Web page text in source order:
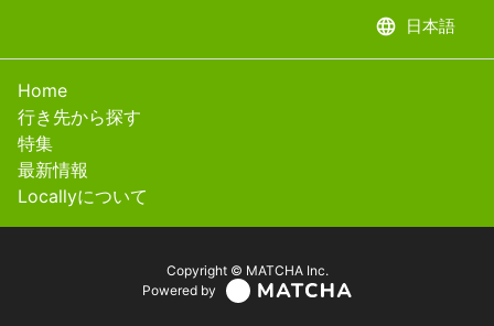
language 日本語
Home
行き先から探す
特集
最新情報
Locallyについて
Copyright © MATCHA Inc.
Powered by